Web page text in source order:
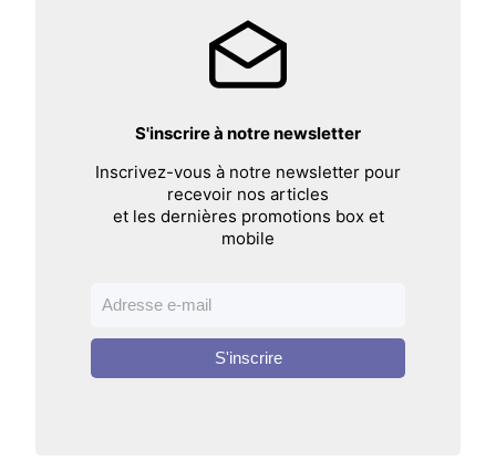
S'inscrire à notre newsletter
Inscrivez-vous à notre newsletter pour
recevoir nos articles
et les dernières promotions box et
mobile
S'inscrire